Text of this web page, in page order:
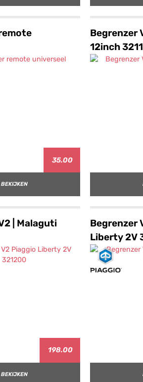
35.00
BEKIJKEN
Begrenzer
12inch
| Malaguti
198.00
BEKIJKEN
Begrenzer
Liberty 2V